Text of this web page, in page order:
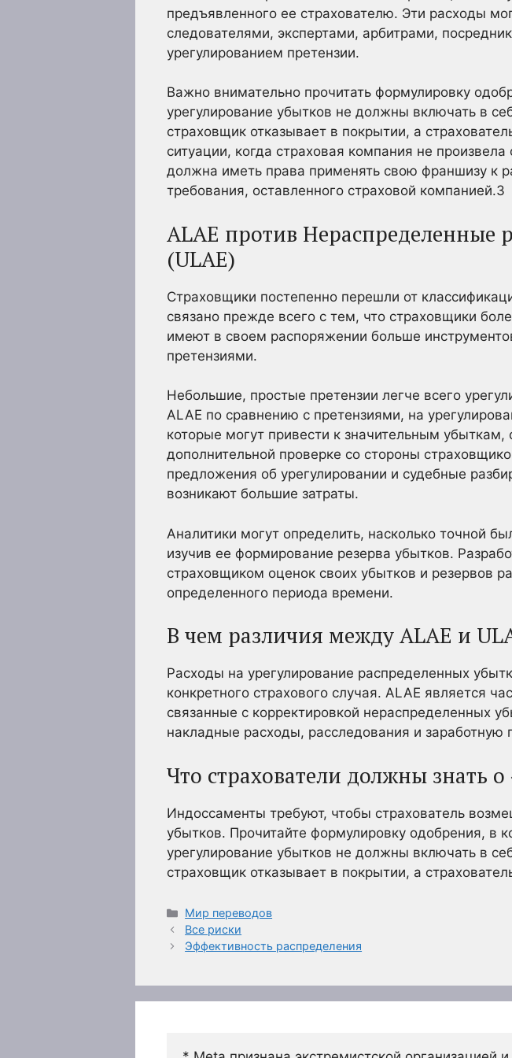
предъявленного ее страхователю. Эти расходы
следователями, экспертами, арбитрами,
урегулированием претензии.
Важно внимательно прочитать формулировку
урегулирование убытков не должны включать в
страховщик отказывает в покрытии, а
ситуации, когда страховая компания не
должна иметь права применять свою франшизу к
требования, оставленного страховой компанией.3
ALAE против Нераспределенные
(ULAE)
Страховщики постепенно перешли от
связано прежде всего с тем, что страховщики
имеют в своем распоряжении больше
претензиями.
Небольшие, простые претензии легче всего
ALAE по сравнению с претензиями, на
которые могут привести к значительным
дополнительной проверке со стороны
предложения об урегулировании и судебные
возникают большие затраты.
Аналитики могут определить, насколько точной
изучив ее формирование резерва убытков.
страховщиком оценок своих убытков и резервов
определенного периода времени.
В чем различия между ALAE и
Расходы на урегулирование распределенных
конкретного страхового случая. ALAE является
связанные с корректировкой нераспределенных
накладные расходы, расследования и заработную
Что страхователи должны знать
Индоссаменты требуют, чтобы страхователь
убытков. Прочитайте формулировку одобрения, в
урегулирование убытков не должны включать в
страховщик отказывает в покрытии, а
Рубрики
Мир переводов
Все риски
Эффективность распределения